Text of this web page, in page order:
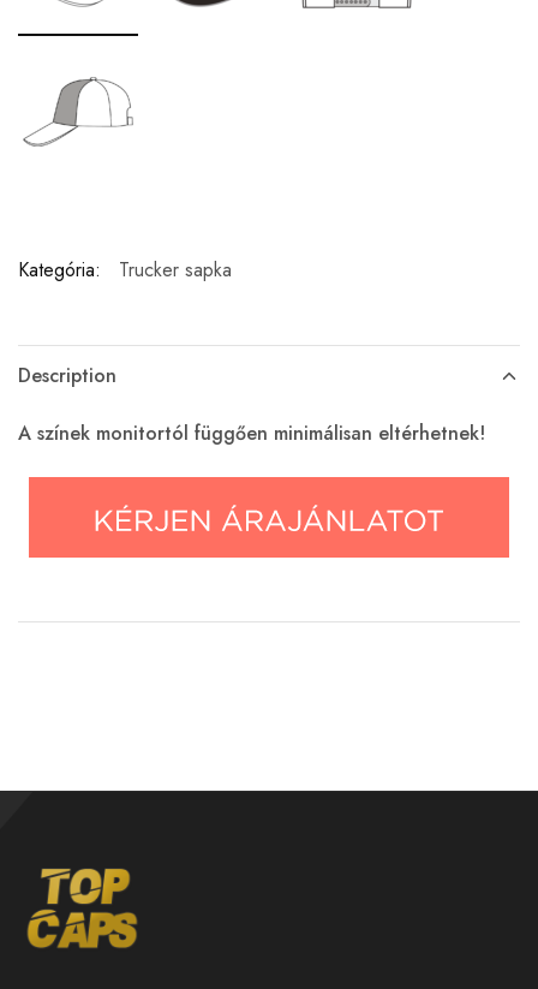
Kategória: Trucker sapka
Description
A színek monitortól függően minimálisan eltérhetnek!